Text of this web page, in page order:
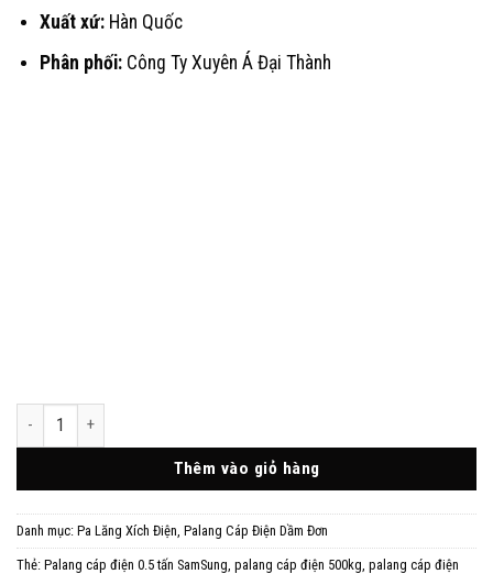
Xuất xứ:Hàn Quốc
Phân phối:Công Ty Xuyên Á Đại Thành
Palang Cáp Điện 500kg Dòng SN Dầm Đơn số lượng
Thêm vào giỏ hàng
Danh mục: Pa Lăng Xích Điện Palang Cáp Điện Dầm Đơn
Thẻ: Palang cáp điện 0.5 tấn SamSung palang cáp điện 500kg palang cáp điện